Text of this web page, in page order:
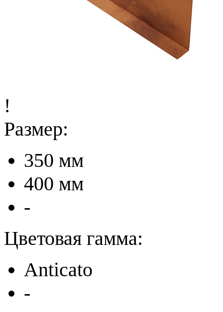
!
Размер:
350 мм
400 мм
-
Цветовая гамма:
Anticato
-